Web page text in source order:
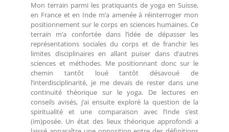
Mon terrain parmi les pratiquants de yoga en Suisse,
en France et en Inde m’a amenée à réinterroger mon
positionnement sur le corps en sciences humaines. Ce
terrain m’a confortée dans l’idée de dépasser les
représentations sociales du corps et de franchir les
limites disciplinaires en allant puiser dans d’autres
sciences et méthodes. Me positionnant donc sur le
chemin tantôt loué tantôt désavoué de
l’interdisciplinarité, je me devais de rester dans une
continuité théorique sur le yoga. De lectures en
conseils avisés, j’ai ensuite exploré la question de la
spiritualité et une comparaison avec l’Inde s’est
(im)posée. Un état des lieux théorique approfondi a